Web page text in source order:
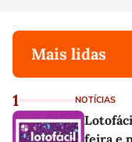
Mais lidas
1 NOTÍCIAS